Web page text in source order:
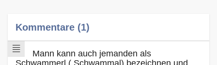
Kommentare (1)
Mann kann auch jemanden als
Schwammerl ( Schwammal) bezeichnen und